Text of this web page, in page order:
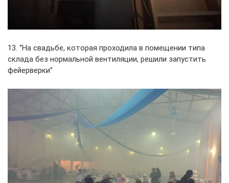
13. “На свадьбе, которая проходила в помещении типа
склада без нормальной вентиляции, решили запустить
фейерверки”